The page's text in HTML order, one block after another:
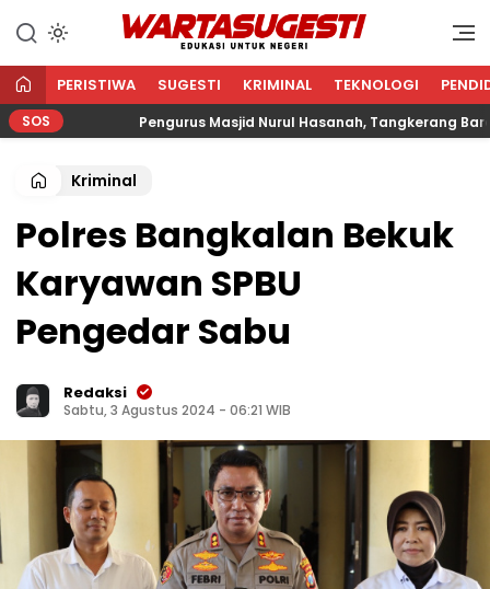
WARTA SUGESTI √ EDUKASI
Edukasi Untuk Negeri
PERISTIWA SUGESTI KRIMINAL TEKNOLOGI
SOS Pengurus Masjid Nurul Hasanah, Tangkerang Barat
Kriminal
Polres Bangkalan Bekuk
Karyawan SPBU
Pengedar Sabu
Redaksi
Sabtu, 3 Agustus 2024 - 06:21 WIB